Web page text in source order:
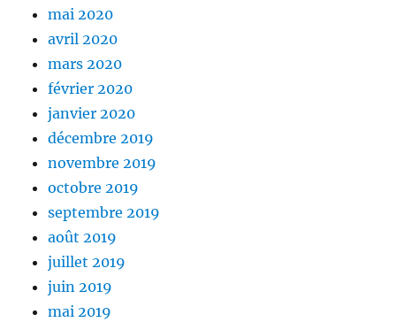
mai 2020
avril 2020
mars 2020
février 2020
janvier 2020
décembre 2019
novembre 2019
octobre 2019
septembre 2019
août 2019
juillet 2019
juin 2019
mai 2019